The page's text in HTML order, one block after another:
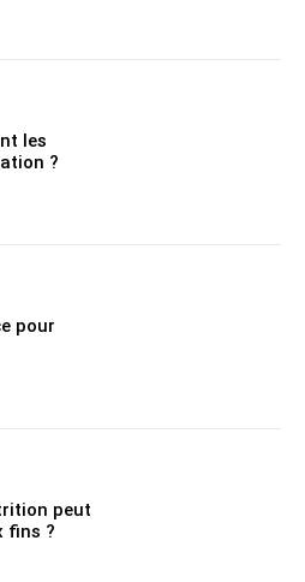
les
?
pour
peut
fins ?